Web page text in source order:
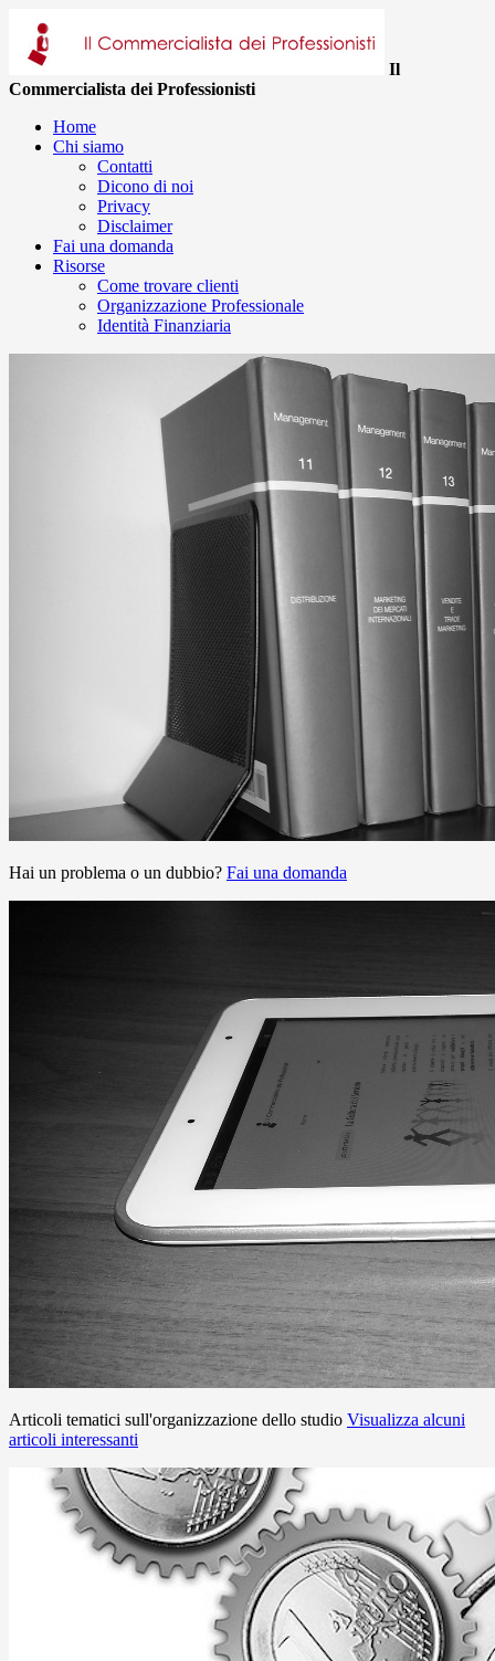
Il
Commercialista dei Professionisti
Home
Chi siamo
Contatti
Dicono di noi
Privacy
Disclaimer
Fai una domanda
Risorse
Come trovare clienti
Organizzazione Professionale
Identità Finanziaria
Hai un problema o un dubbio? Fai una domanda
Articoli tematici sull'organizzazione dello studio Visualizza alcuni
articoli interessanti